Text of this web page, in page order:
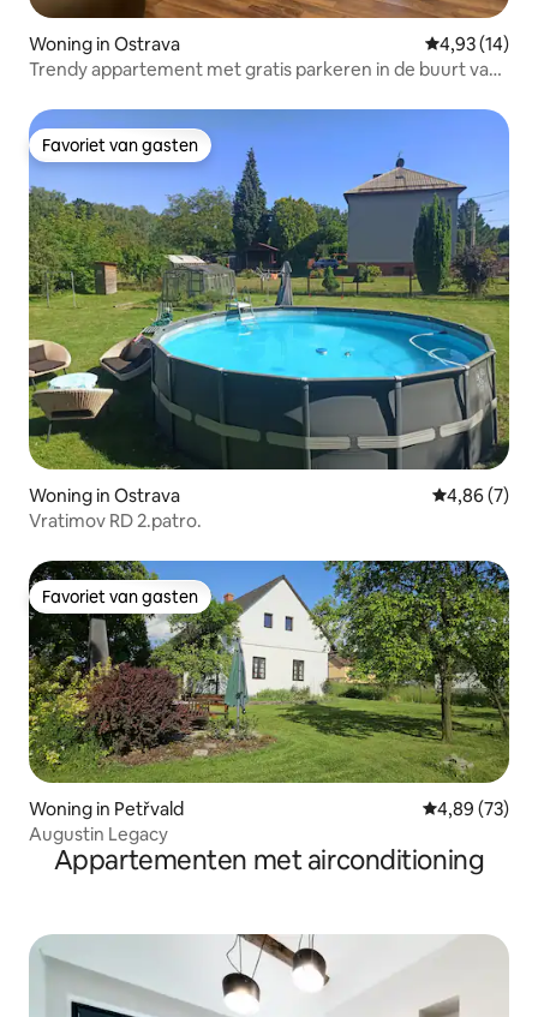
Woning in Ostrava Gemiddelde
4,93 (14)
Trendy appartement met gratis parkeren in de buurt van
Favoriet van gasten
Favoriet van gasten
Woning in Ostrava Gemiddelde
4,86 (7)
Vratimov RD 2.patro.
Favoriet van gasten
Favoriet van gasten
Woning in Petřvald Gemiddelde
4,89 (73)
Augustin Legacy
Appartementen met airconditioning